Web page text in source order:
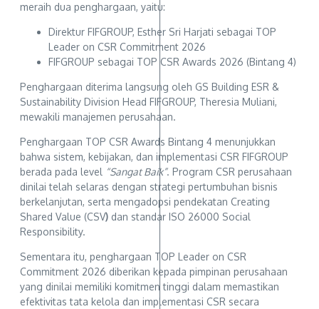
meraih dua penghargaan, yaitu:
Direktur FIFGROUP, Esther Sri Harjati sebagai TOP
Leader on CSR Commitment 2026
FIFGROUP sebagai TOP CSR Awards 2026 (Bintang 4)
Penghargaan diterima langsung oleh GS Building ESR &
Sustainability Division Head FIFGROUP, Theresia Muliani,
mewakili manajemen perusahaan.
Penghargaan TOP CSR Awards Bintang 4 menunjukkan
bahwa sistem, kebijakan, dan implementasi CSR FIFGROUP
berada pada level “Sangat Baik”. Program CSR perusahaan
dinilai telah selaras dengan strategi pertumbuhan bisnis
berkelanjutan, serta mengadopsi pendekatan Creating
Shared Value (CSV) dan standar ISO 26000 Social
Responsibility.
Sementara itu, penghargaan TOP Leader on CSR
Commitment 2026 diberikan kepada pimpinan perusahaan
yang dinilai memiliki komitmen tinggi dalam memastikan
efektivitas tata kelola dan implementasi CSR secara